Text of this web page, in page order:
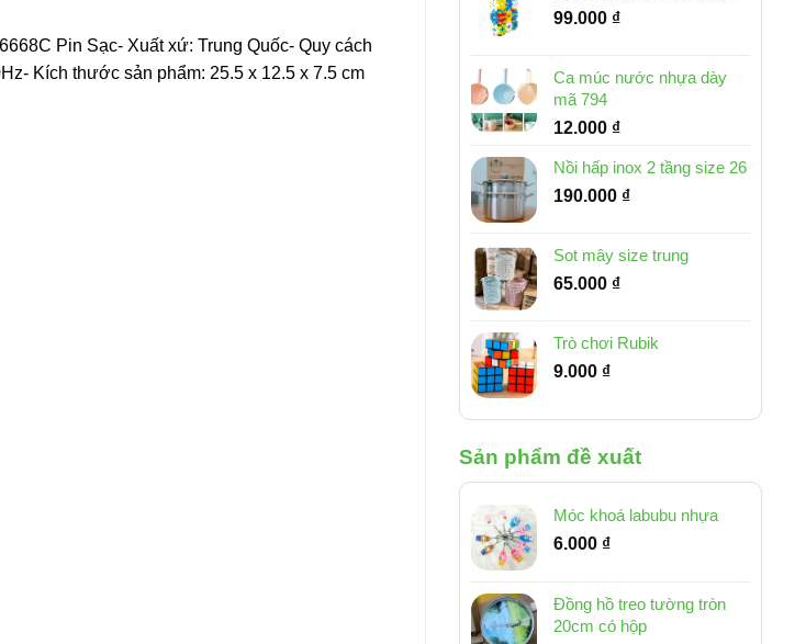
99.000 ₫
Ca múc nước nhựa dày
mã 794
12.000 ₫
Nồi hấp inox 2 tầng size 26
190.000 ₫
Sot mây size trung
65.000 ₫
Trò chơi Rubik
9.000 ₫
Sản phẩm đề xuất
Móc khoá labubu nhựa
6.000 ₫
Đồng hồ treo tường tròn
20cm có hộp
Pin Sạc- Xuất xứ: Trung Quốc- Quy cách
Kích thước sản phẩm: 25.5 x 12.5 x 7.5 cm